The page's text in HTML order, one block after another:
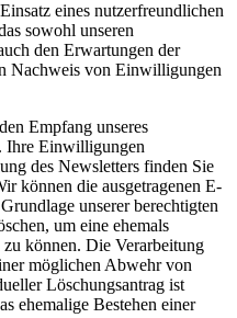
eines nutzerfreundlichen
sowohl unseren
den Erwartungen der
Nachweis von Einwilligungen
Empfang unseres
Ihre Einwilligungen
des Newsletters finden Sie
können die ausgetragenen E-
unserer berechtigten
um eine ehemals
können. Die Verarbeitung
möglichen Abwehr von
Löschungsantrag ist
ehemalige Bestehen einer